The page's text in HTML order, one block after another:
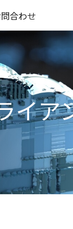
合わせ
イア